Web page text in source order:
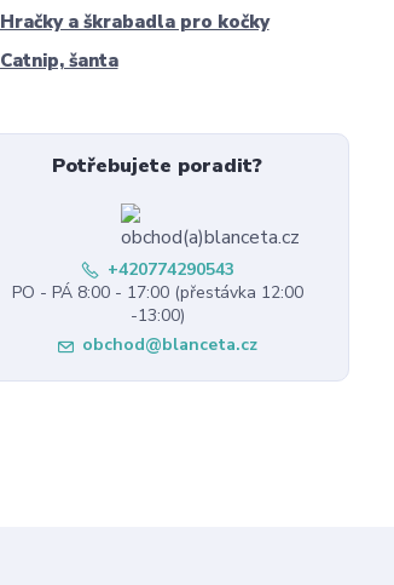
Hračky a škrabadla pro kočky
Catnip, šanta
Potřebujete poradit?
+420774290543
PO - PÁ 8:00 - 17:00 (přestávka 12:00
-13:00)
obchod@blanceta.cz